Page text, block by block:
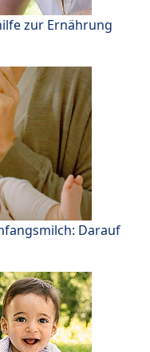
zur Ernährung
Darauf